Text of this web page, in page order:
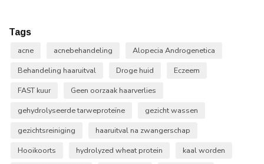
Tags
acne
acnebehandeling
Alopecia Androgenetica
Behandeling haaruitval
Droge huid
Eczeem
FAST kuur
Geen oorzaak haarverlies
gehydrolyseerde tarweproteïne
gezicht wassen
gezichtsreiniging
haaruitval na zwangerschap
Hooikoorts
hydrolyzed wheat protein
kaal worden